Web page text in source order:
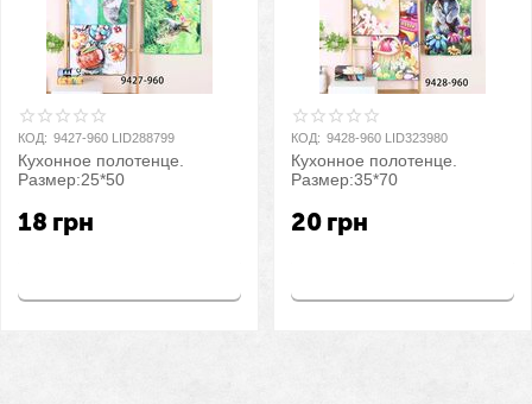
КОД: 9427-960 LID288799
Кухонное полотенце.
Размер:25*50
18 грн
КОД: 9428-960 LID323980
Кухонное полотенце.
Размер:35*70
20 грн